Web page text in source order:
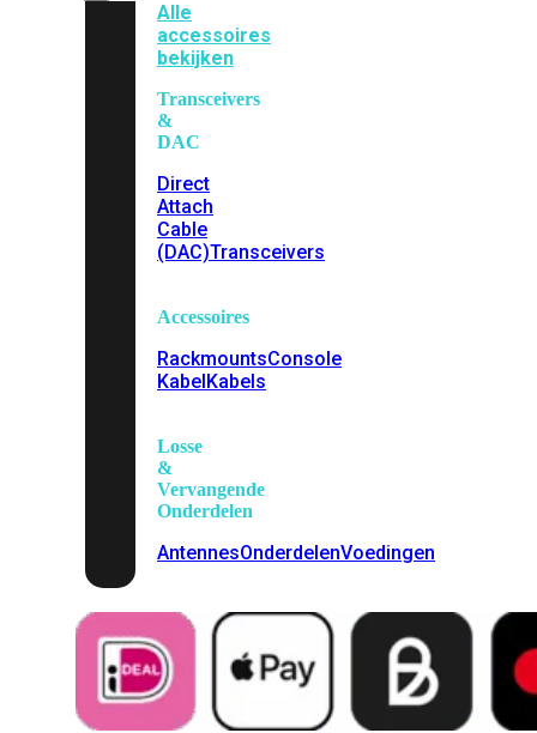
Alle
accessoires
bekijken
Transceivers
&
DAC
Direct
Attach
Cable
(DAC)Transceivers
Accessoires
RackmountsConsole
KabelKabels
Losse
&
Vervangende
Onderdelen
AntennesOnderdelenVoedingen